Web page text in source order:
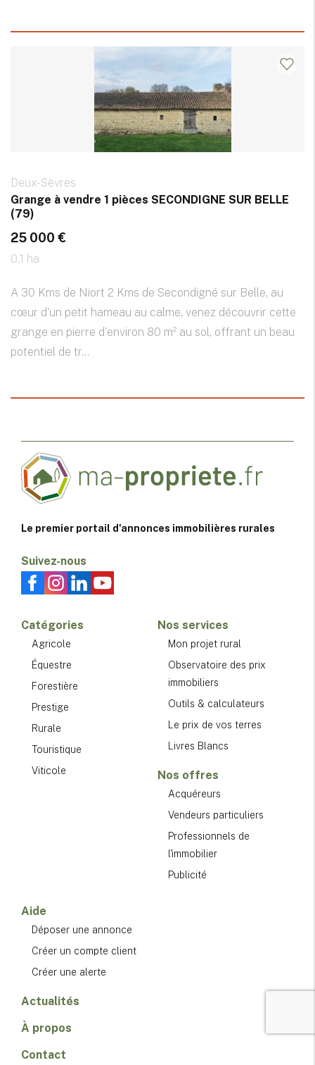
Deux-Sèvres
Grange à vendre 1 pièces SECONDIGNE SUR BELLE
(79)
25 000 €
0.1 ha
A 30 Kms de Niort 2 Kms de Secondigné sur Belle, au
cœur d'un petit hameau au calme, venez découvrir cette
grange en pierre d'environ 80 m² au sol, offrant un beau
potentiel de tr...
Le premier portail d'annonces immobilières rurales
Suivez-nous
Catégories
Agricole
Équestre
Forestière
Prestige
Rurale
Touristique
Viticole
Nos services
Mon projet rural
Observatoire des prix
immobiliers
Outils & calculateurs
Le prix de vos terres
Livres Blancs
Nos offres
Acquéreurs
Vendeurs particuliers
Professionnels de
l'immobilier
Publicité
Aide
Déposer une annonce
Créer un compte client
Créer une alerte
Actualités
À propos
Contact